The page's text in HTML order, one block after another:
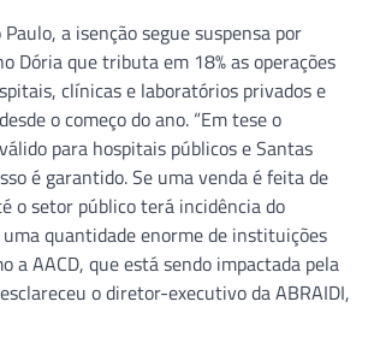
Paulo, a isenção segue suspensa por
Dória que tributa em 18% as operações
clínicas e laboratórios privados e
o começo do ano. “Em tese o
para hospitais públicos e Santas
é garantido. Se uma venda é feita de
o setor público terá incidência do
quantidade enorme de instituições
a AACD, que está sendo impactada pela
o diretor-executivo da ABRAIDI,